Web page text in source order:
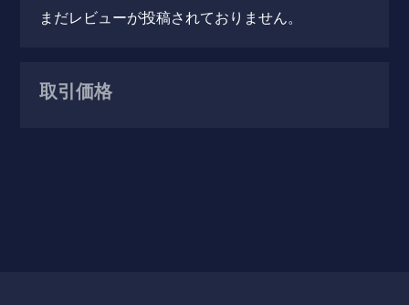
まだレビューが投稿されておりません。
取引価格